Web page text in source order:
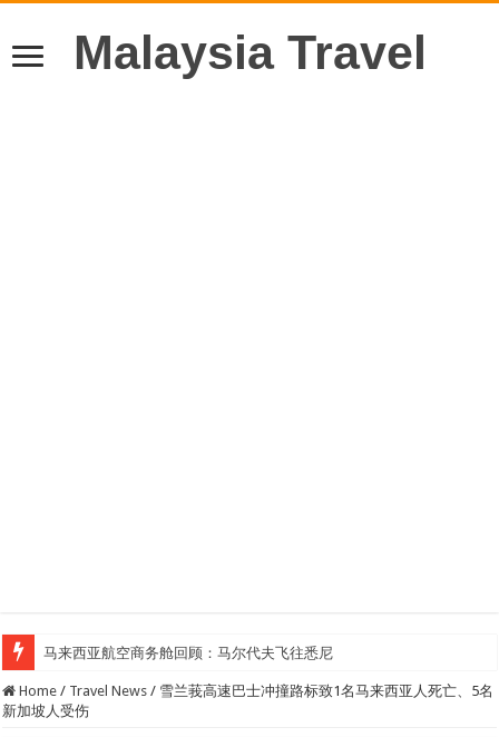
Malaysia Travel
马来西亚航空商务舱回顾：马尔代夫飞往悉尼
Home / Travel News / 雪兰莪高速巴士冲撞路标致1名马来西亚人死亡、5名
新加坡人受伤